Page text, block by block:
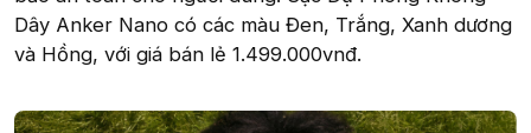
Dây Anker Nano có các màu Đen, Trắng, Xanh dương
và Hồng, với giá bán lẻ 1.499.000vnđ.